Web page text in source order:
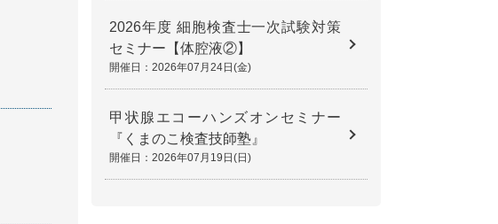
2026年度 細胞検査士一次試験対策
セミナー【体腔液②】
開催日：2026年07月24日(金)
甲状腺エコーハンズオンセミナー
『くまのこ検査技師塾』
開催日：2026年07月19日(日)